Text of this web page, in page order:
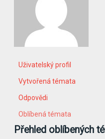
Uživatelský profil
Vytvořená témata
Odpovědi
Oblíbená témata
Přehled oblíbených